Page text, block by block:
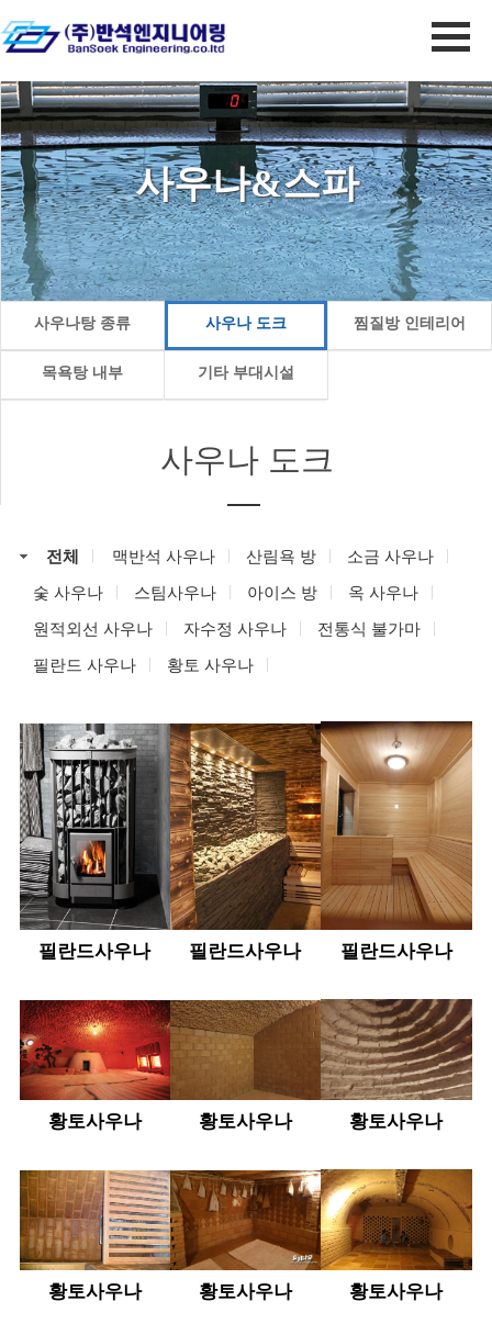
사우나&스파
사우나탕 종류 사우나 도크 찜질방 인테리어
목욕탕 내부 기타 부대시설
사우나 도크
전체 맥반석 사우나 산림욕 방 소금 사우나
숯 사우나 스팀사우나 아이스 방 옥 사우나
원적외선 사우나 자수정 사우나 전통식 불가마
필란드 사우나 황토 사우나
필란드사우나 필란드사우나 필란드사우나
황토사우나 황토사우나 황토사우나
황토사우나 황토사우나 황토사우나